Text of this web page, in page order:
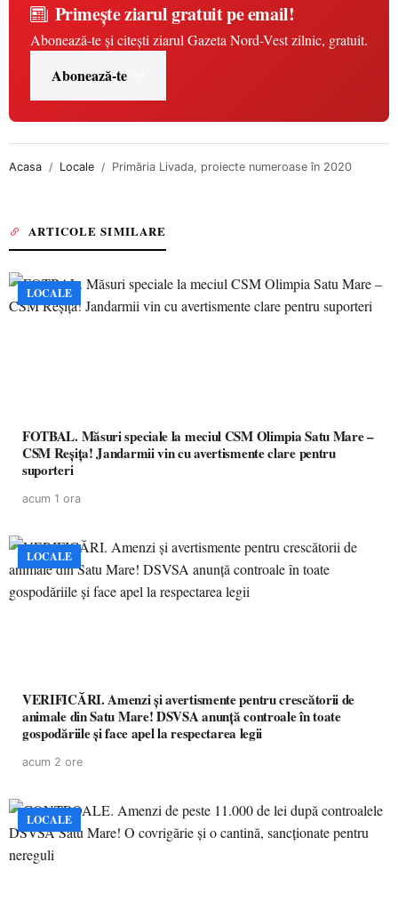
Primește ziarul gratuit pe email!
Abonează-te și citești ziarul Gazeta Nord-Vest zilnic, gratuit.
Abonează-te
Acasa Locale Primăria Livada, proiecte numeroase în 2020
ARTICOLE SIMILARE
LOCALE
FOTBAL. Măsuri speciale la meciul CSM Olimpia Satu Mare –
CSM Reșița! Jandarmii vin cu avertismente clare pentru
suporteri
acum 1 ora
LOCALE
VERIFICĂRI. Amenzi și avertismente pentru crescătorii de
animale din Satu Mare! DSVSA anunță controale în toate
gospodăriile și face apel la respectarea legii
acum 2 ore
LOCALE